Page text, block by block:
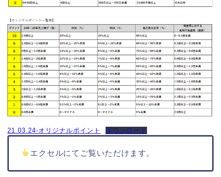
21.03.24-オリジナルポイント ダウンロード
エクセルにてご覧いただけます。